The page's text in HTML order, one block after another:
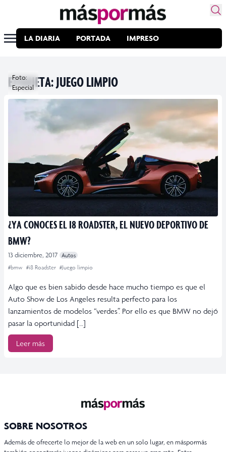
LA DIARIA PORTADA IMPRESO
ETIQUETA:JUEGO LIMPIO
Foto:
Especial
¿YA CONOCES EL I8 ROADSTER, EL NUEVO DEPORTIVO DE
BMW?
13 diciembre, 2017 Autos
#bmw #i8 Roadster #Juego limpio
Algo que es bien sabido desde hace mucho tiempo es que el
Auto Show de Los Angeles resulta perfecto para los
lanzamientos de modelos “verdes”. Por ello es que BMW no dejó
pasar la oportunidad […]
Leer más
SOBRE NOSOTROS
Además de ofrecerte lo mejor de la web en un solo lugar, en máspormás